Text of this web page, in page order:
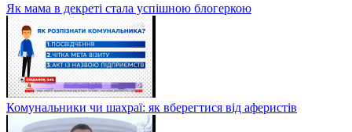
Як мама в декреті стала успішною блогеркою
Комунальники чи шахраї: як вберегтися від аферистів